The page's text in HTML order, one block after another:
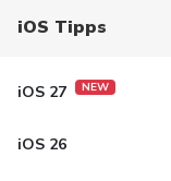
iOS Tipps
iOS 27 NEW
iOS 26